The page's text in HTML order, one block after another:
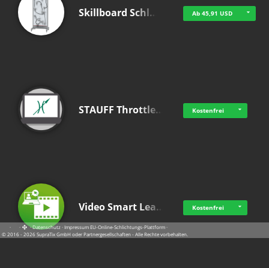
Skillboard Schl… Ab 45,91 USD
STAUFF Throttle… Kostenfrei
Video Smart Lea… Kostenfrei
· · ·Datenschutz·Impressum EU-Online-Schlichtungs-Plattform·
© 2016 - 2026 SupraTix GmbH oder Partnergesellschaften - Alle Rechte vorbehalten.